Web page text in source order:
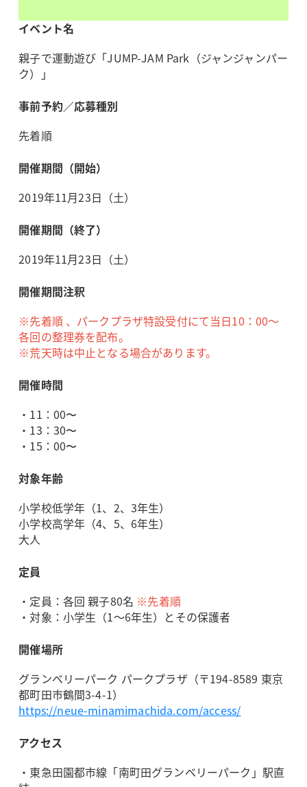
イベント名
親子で運動遊び「JUMP-JAM Park（ジャンジャンパー
ク）」
事前予約／応募種別
先着順
開催期間（開始）
2019年11月23日（土）
開催期間（終了）
2019年11月23日（土）
開催期間注釈
※先着順 、パークプラザ特設受付にて当日10：00～
各回の整理券を配布。
※荒天時は中止となる場合があります。
開催時間
・11：00〜
・13：30〜
・15：00〜
対象年齢
小学校低学年（1、2、3年生）
小学校高学年（4、5、6年生）
大人
定員
・定員：各回 親子80名 ※先着順
・対象：小学生（1～6年生）とその保護者
開催場所
グランベリーパーク パークプラザ（〒194-8589 東京
都町田市鶴間3-4-1）
https://neue-minamimachida.com/access/
アクセス
・東急田園都市線「南町田グランベリーパーク」駅直